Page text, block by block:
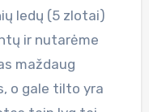
ledų (5 zlotai)
ir nutarėme
maždaug
o gale tilto yra